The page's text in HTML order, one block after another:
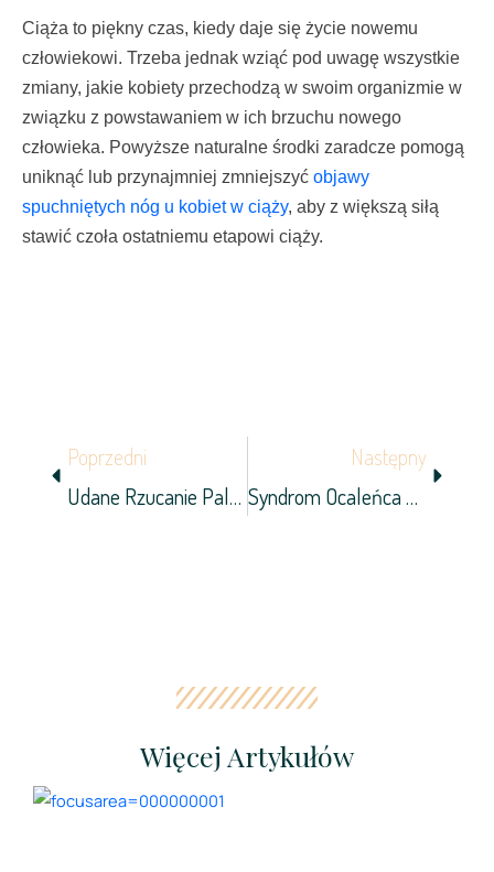
Ciąża to piękny czas, kiedy daje się życie nowemu
człowiekowi. Trzeba jednak wziąć pod uwagę wszystkie
zmiany, jakie kobiety przechodzą w swoim organizmie w
związku z powstawaniem w ich brzuchu nowego
człowieka. Powyższe naturalne środki zaradcze pomogą
uniknąć lub przynajmniej zmniejszyć objawy
spuchniętych nóg u kobiet w ciąży, aby z większą siłą
stawić czoła ostatniemu etapowi ciąży.
Poprzedni
Udane Rzucanie Palenia — Jakie Metody Się Stosuje?
Następny
Syndrom Ocaleńca – Objawy I Leczenie
Więcej Artykułów